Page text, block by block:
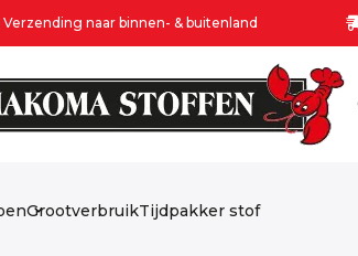
Verzending naar binnen- & buitenland
GrootverbruikTijdpakker stof